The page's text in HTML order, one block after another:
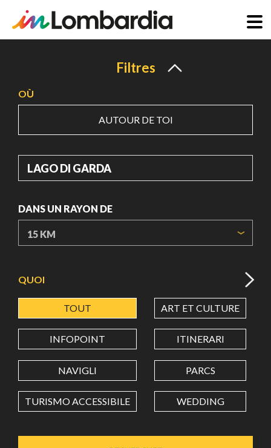
principal
Filtres
OÙ
AUTOUR DE TOI
OÙ
DANS UN RAYON DE
LATITUDE
LONGITUDE
Value in decimal degrees. Use dot (.) as decimal separator.
QUOI
TOUT ART ET CULTURE
INFOPOINT ITINERARI
NAVIGLI PARCS
TURISMO ACCESSIBILE WEDDING